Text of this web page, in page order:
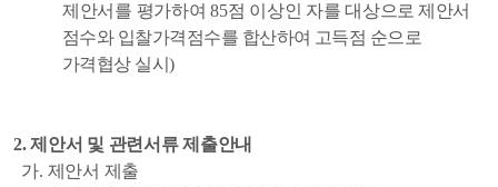
제안서를 평가하여85점 이상인 자를 대상으로 제안서
점수와 입찰가격점수를 합산하여 고득점 순으로
가격협상 실시)
2.제안서 및 관련서류 제출안내
가. 제안서 제출